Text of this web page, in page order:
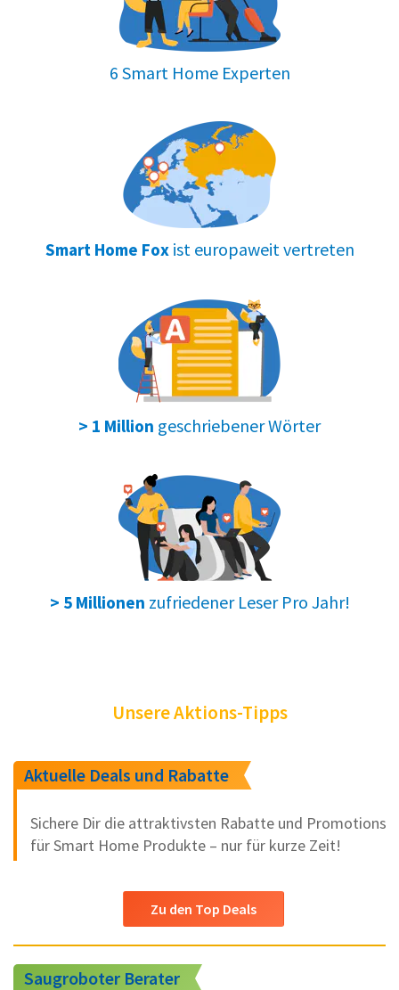
6 Smart Home Experten
Smart Home Foxist europaweit vertreten
> 1 Million geschriebener Wörter
> 5 Millionen zufriedener Leser Pro Jahr!
Unsere Aktions-Tipps
Aktuelle Deals und Rabatte
Sichere Dir die attraktivsten Rabatte und Promotions
für Smart Home Produkte – nur für kurze Zeit!
Zu den Top Deals
Saugroboter Berater